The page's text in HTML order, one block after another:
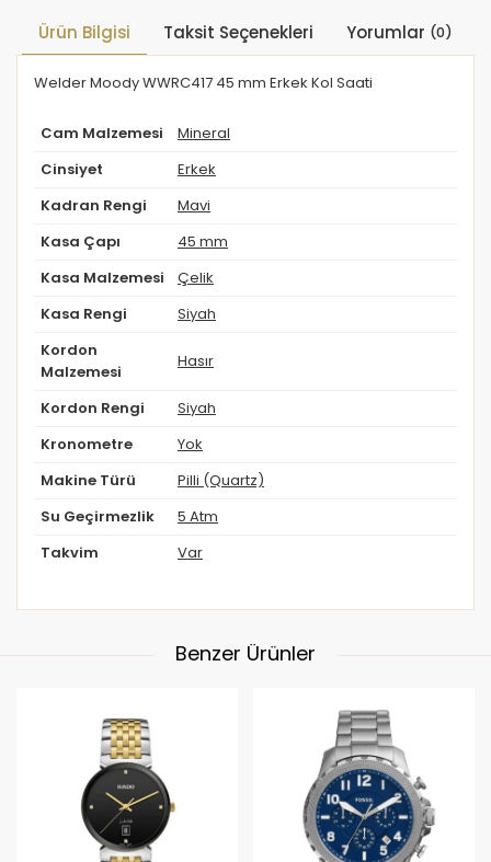
Ürün Bilgisi Taksit Seçenekleri Yorumlar (0)
Welder Moody WWRC417 45 mm Erkek Kol Saati
Cam Malzemesi Mineral
Cinsiyet Erkek
Kadran Rengi Mavi
Kasa Çapı 45 mm
Kasa Malzemesi Çelik
Kasa Rengi Siyah
Kordon
Malzemesi
Hasır
Kordon Rengi Siyah
Kronometre Yok
Makine Türü Pilli (Quartz)
Su Geçirmezlik 5 Atm
Takvim Var
Benzer Ürünler